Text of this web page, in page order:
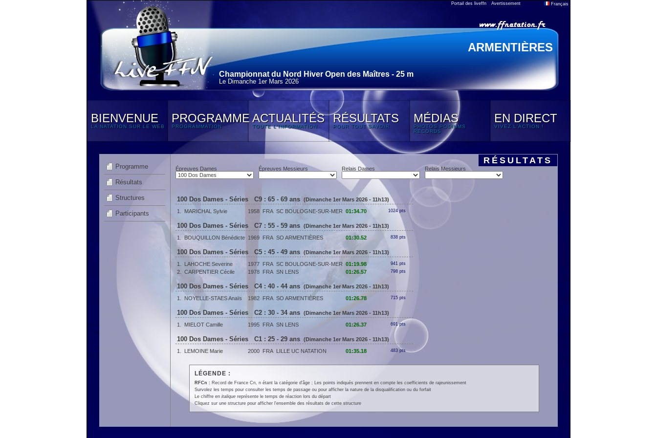
Portail des liveffn Avertissement Français
ARMENTIÈRES
Championnat du Nord Hiver Open des Maîtres - 25 m
Le Dimanche 1erMars 2026
BIENVENUE
LA NATATION SUR LE WEB
PROGRAMME
PROGRAMMATION
ACTUALITÉS
TOUTE L'INFORMATION
RÉSULTATS
POUR TOUT SAVOIR
MÉDIAS
PHOTOS PODIUMS
RECORDS
EN DIRECT
VIVEZ L'ACTION !
Programme
Résultats
Structures
Participants
RÉSULTATS
Épreuves Dames Épreuves Messieurs Relais Dames Relais Messieurs
100 Dos Dames - Séries C9 : 65 - 69 ans (Dimanche 1er Mars 2026 - 11h13)
1.
MARICHAL Sylvie 1958 FRA SC BOULOGNE-SUR-MER 01:34.70 1024 pts
100 Dos Dames - Séries C7 : 55 - 59 ans (Dimanche 1er Mars 2026 - 11h13)
1.
BOUQUILLON Bénédicte 1969 FRA SO ARMENTIÈRES 01:30.52 838 pts
100 Dos Dames - Séries C5 : 45 - 49 ans (Dimanche 1er Mars 2026 - 11h13)
1.
LAHOCHE Severine 1977 FRA SC BOULOGNE-SUR-MER 01:19.98 941 pts
2. CARPENTIER Cécile 1978 FRA SN LENS 01:26.57 798 pts
100 Dos Dames - Séries C4 : 40 - 44 ans (Dimanche 1er Mars 2026 - 11h13)
1.
NOYELLE-STAES Anaïs 1982 FRA SO ARMENTIÈRES 01:26.78 715 pts
100 Dos Dames - Séries C2 : 30 - 34 ans (Dimanche 1er Mars 2026 - 11h13)
1.
MIELOT Camille 1995 FRA SN LENS 01:26.37 691 pts
100 Dos Dames - Séries C1 : 25 - 29 ans (Dimanche 1er Mars 2026 - 11h13)
1.
LEMOINE Marie 2000 FRA LILLE UC NATATION 01:35.18 483 pts
LÉGENDE :
RFCn : Record de France Cn, n étant la catégorie d'âge ; Les points indiqués prennent en compte les coefficients de rajeunissement
Survolez les temps pour consulter les temps de passage ou pour afficher la nature de la disqualification ou du forfait
Le chiffre en italiquereprésente le temps de réaction lors du départ
Cliquez sur une structure pour afficher l'ensemble des résultats de cette structure